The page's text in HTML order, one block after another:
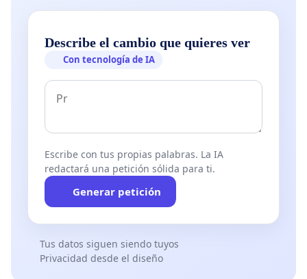
Describe el cambio que quieres ver
Con tecnología de IA
Escribe con tus propias palabras. La IA
redactará una petición sólida para ti.
Generar petición
Tus datos siguen siendo tuyos
Privacidad desde el diseño